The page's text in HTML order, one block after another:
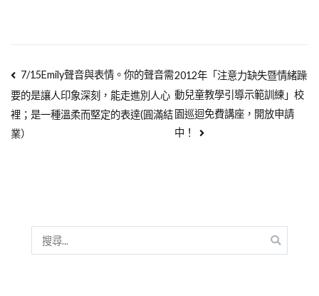
7/15Emily聲音與表情。你的聲音需
要的是讓人印象深刻，能走進別人心
裡；是一種溫柔而堅定的表達(圓滿結
業）
2012年「注意力缺失暨情緒躁
動兒童教學引導示範訓練」校
園巡迴免費講座，開放申請
中！